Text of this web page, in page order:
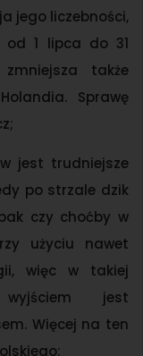
jego liczebności,
1 lipca do 31
zmniejsza także
Sprawę
jest trudniejsze
po strzale dzik
czy choćby w
użyciu nawet
więc w takiej
wyjściem jest
Więcej na ten